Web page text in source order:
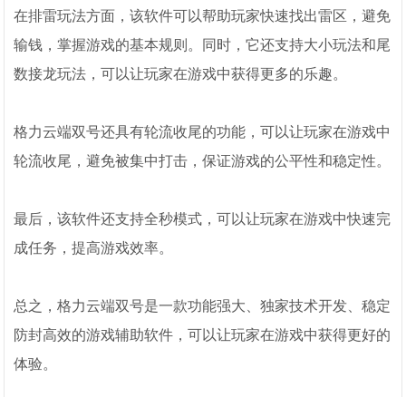
在排雷玩法方面，该软件可以帮助玩家快速找出雷区，避免
输钱，掌握游戏的基本规则。同时，它还支持大小玩法和尾
数接龙玩法，可以让玩家在游戏中获得更多的乐趣。
格力云端双号还具有轮流收尾的功能，可以让玩家在游戏中
轮流收尾，避免被集中打击，保证游戏的公平性和稳定性。
最后，该软件还支持全秒模式，可以让玩家在游戏中快速完
成任务，提高游戏效率。
总之，格力云端双号是一款功能强大、独家技术开发、稳定
防封高效的游戏辅助软件，可以让玩家在游戏中获得更好的
体验。